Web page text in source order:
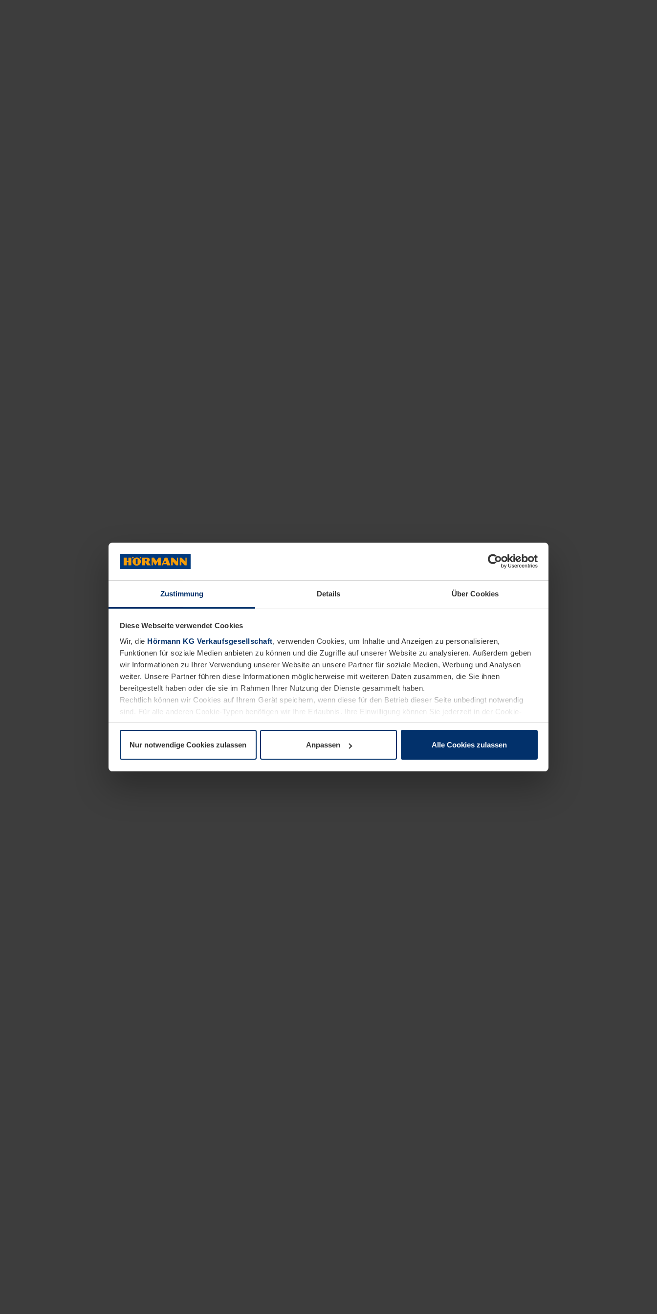
Zustimmung Details Über Cookies
Diese Webseite verwendet Cookies
Wir, die Hörmann KG Verkaufsgesellschaft, verwenden Cookies, um Inhalte und Anzeigen zu personalisieren,
Funktionen für soziale Medien anbieten zu können und die Zugriffe auf unserer Website zu analysieren. Außerdem geben
wir Informationen zu Ihrer Verwendung unserer Website an unsere Partner für soziale Medien, Werbung und Analysen
weiter. Unsere Partner führen diese Informationen möglicherweise mit weiteren Daten zusammen, die Sie ihnen
bereitgestellt haben oder die sie im Rahmen Ihrer Nutzung der Dienste gesammelt haben.
Rechtlich können wir Cookies auf Ihrem Gerät speichern, wenn diese für den Betrieb dieser Seite unbedingt notwendig
sind. Für alle anderen Cookie-Typen benötigen wir Ihre Erlaubnis. Ihre Einwilligung können Sie jederzeit in der Cookie-
Erläuterung auf der SeiteDatenschutzerklärungunserer Website ändern oder widerrufen.
Nur notwendige Cookies zulassen Anpassen Alle Cookies zulassen